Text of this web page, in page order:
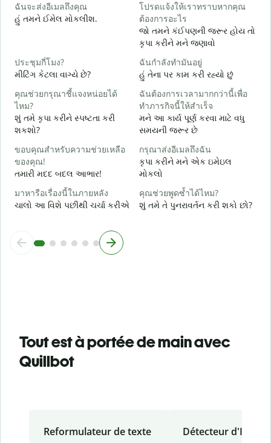
ฉันจะส่งอีเมลถึงคุณ
હું તમને ઈમેલ મોકલીશ.
โปรดแจ้งให้เราทราบหากคุณ
ต้องการอะไร
જો તમને કંઈપણની જરૂર હોય તો
કૃપા કરીને મને જણાવો
ประชุมกี่โมง?
મીટિંગ કેટલા વાગ્યે છે?
ฉันกำลังทำมันอยู่
હું તેના પર કામ કરી રહ્યો છું
คุณช่วยกรุณาชี้แจงหน่อยได้
ไหม?
શું તમે કૃપા કરીને સ્પષ્ટતા કરી
શકશો?
ฉันต้องการเวลามากกว่านี้เพื่อ
ทำภารกิจนี้ให้สำเร็จ
મને આ કાર્ય પૂર્ણ કરવા માટે વધુ
સમયની જરૂર છે
ขอบคุณสำหรับความช่วยเหลือ
ของคุณ!
તમારી મદદ બદલ આભાર!
กรุณาส่งอีเมลถึงฉัน
કૃપા કરીને મને એક ઇમેઇલ
મોકલો
มาหารือเรื่องนี้ในภายหลัง
ચાલો આ વિશે પછીથી ચર્ચા કરીએ
คุณช่วยพูดซ้ำได้ไหม?
શું તમે તે પુનરાવર્તન કરી શકો છો?
Tout est à portée de main avec
Quillbot
Reformulateur de texte Détecteur d'IA